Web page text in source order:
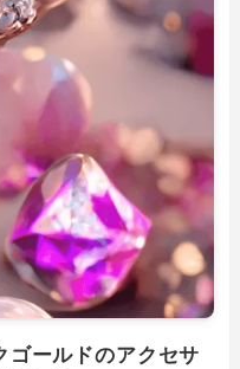
ゴールドのアクセサ